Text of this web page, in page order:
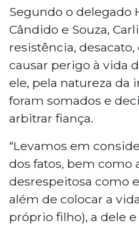
Segundo o delegado
Cândido e Souza,
resistência,
causar perigo à vida
ele, pela natureza da
foram somados e
arbitrar fiança.
“Levamos em
dos fatos, bem como
desrespeitosa como
além de colocar a
próprio filho), a dele